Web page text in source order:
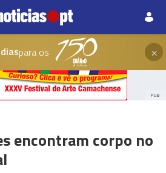
para os ×
PUB
encontram corpo no